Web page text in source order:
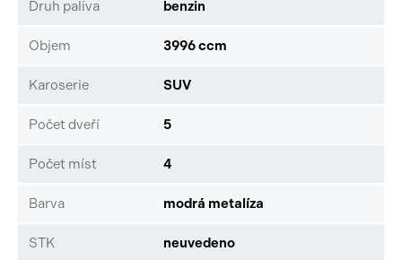
Druh paliva benzin
Objem 3996 ccm
Karoserie SUV
Počet dveří 5
Počet míst 4
Barva modrá metalíza
STK neuvedeno